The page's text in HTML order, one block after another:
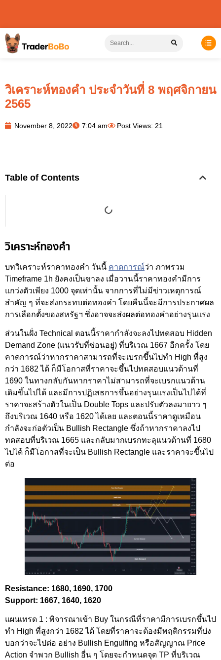
วิเคราะห์ทองคำ ประจำวันที่ 8 พฤศจิกายน
2565
November 8, 2022 7:04 am Post Views: 21
Table of Contents
วิเคราะห์ทองคำ
บทวิเคราะห์ราคาทองคำ วันนี้ คาดการณ์ว่า ภาพรวม
Timeframe 1h ยังคงเป็นขาลง เมื่อวานนี้ราคาทองคำมีการ
แกว่งตัวเพียง 1000 จุดเท่านั้น จากการที่ไม่มีข่าวเหตุการณ์
สำคัญ ๆ ที่จะส่งกระทบต่อทองคำ โดยคืนนี้จะมีการประกาศผล
การเลือกตั้งของสหรัฐฯ ซึ่งอาจจะส่งผลต่อทองคำอย่างรุนแรง
ส่วนในฝั่ง Technical ตอนนี้ราคากำลังจะลงไปทดสอบ Hidden
Demand Zone (แนวรับที่ซ่อนอยู่) ที่บริเวณ 1667 อีกครั้ง โดย
คาดการณ์ว่าหากราคาสามารถที่จะเบรกขึ้นไปทำ High ที่สูง
กว่า 1682 ได้ ก็มีโอกาสที่ราคาจะขึ้นไปทดสอบแนวต้านที่
1690 ในทางกลับกันหากราคาไม่สามารถที่จะเบรกแนวต้าน
เดิมขึ้นไปได้ และมีการปฏิเสธการขึ้นอย่างรุนแรงเป็นไปได้ที่
ราคาจะสร้างตัวในเป็น Double Tops และปรับตัวลงมายาว ๆ
ถึงบริเวณ 1640 หรือ 1620 ได้เลย และตอนนี้ราคาดูเหมือน
กำลังจะก่อตัวเป็น Bullish Rectangle ซึ่งถ้าหากราคาลงไป
ทดสอบที่บริเวณ 1665 และกลับมากเบรกทะลุแนวต้านที่ 1680
ไปได้ ก็มีโอกาสที่จะเป็น Bullish Rectangle และราคาจะขึ้นไป
ต่อ
Resistance: 1680, 1690, 1700
Support: 1667, 1640, 1620
แผนเทรด 1 : พิจารณาเข้า Buy ในกรณีที่ราคามีการเบรกขึ้นไป
ทำ High ที่สูงกว่า 1682 ได้ โดยที่ราคาจะต้องมีพฤติกรรมที่บ่ง
บอกว่าจะไปต่อ อย่าง Bullish Engulfing หรือสัญญาณ Price
Action จำพวก Bullish อื่น ๆ โดยจะกำหนดจุด TP ที่บริเวณ